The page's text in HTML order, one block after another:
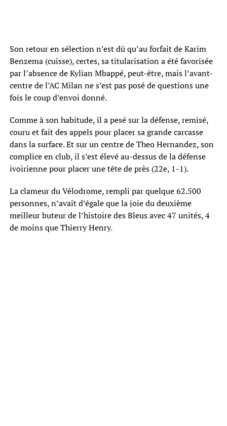
Son retour en sélection n’est dû qu’au forfait de Karim
Benzema (cuisse), certes, sa titularisation a été favorisée
par l’absence de Kylian Mbappé, peut-être, mais l’avant-
centre de l’AC Milan ne s’est pas posé de questions une
fois le coup d’envoi donné.
Comme à son habitude, il a pesé sur la défense, remisé,
couru et fait des appels pour placer sa grande carcasse
dans la surface. Et sur un centre de Theo Hernandez, son
complice en club, il s’est élevé au-dessus de la défense
ivoirienne pour placer une tête de près (22e, 1-1).
La clameur du Vélodrome, rempli par quelque 62.500
personnes, n’avait d’égale que la joie du deuxième
meilleur buteur de l’histoire des Bleus avec 47 unités, 4
de moins que Thierry Henry.